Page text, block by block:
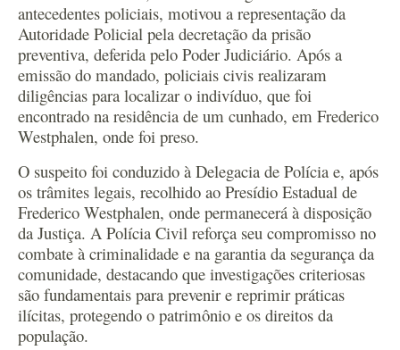
antecedentes policiais, motivou a representação da
Autoridade Policial pela decretação da prisão
preventiva, deferida pelo Poder Judiciário. Após a
emissão do mandado, policiais civis realizaram
diligências para localizar o indivíduo, que foi
encontrado na residência de um cunhado, em Frederico
Westphalen, onde foi preso.
O suspeito foi conduzido à Delegacia de Polícia e, após
os trâmites legais, recolhido ao Presídio Estadual de
Frederico Westphalen, onde permanecerá à disposição
da Justiça. A Polícia Civil reforça seu compromisso no
combate à criminalidade e na garantia da segurança da
comunidade, destacando que investigações criteriosas
são fundamentais para prevenir e reprimir práticas
ilícitas, protegendo o patrimônio e os direitos da
população.